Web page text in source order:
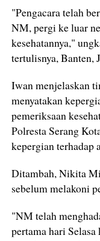
"Pengacara telah
NM, pergi ke luar
kesehatannya,"
tertulisnya, Banten,
Iwan menjelaskan
menyatakan
pemeriksaan
Polresta Serang
kepergian terhadap
Ditambah, Nikita
sebelum melakoni
"NM telah
pertama hari